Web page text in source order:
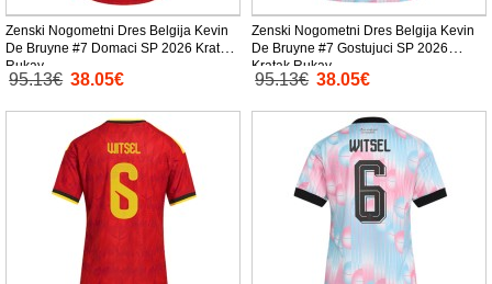
Zenski Nogometni Dres Belgija Kevin
De Bruyne #7 Domaci SP 2026 Kratak
Rukav
95.13€ 38.05€
Zenski Nogometni Dres Belgija Kevin
De Bruyne #7 Gostujuci SP 2026
Kratak Rukav
95.13€ 38.05€